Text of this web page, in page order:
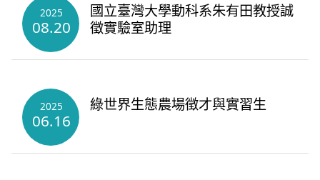
2025
08.20
國立臺灣大學動科系朱有田教授誠
徵實驗室助理
2025
06.16
綠世界生態農場徵才與實習生